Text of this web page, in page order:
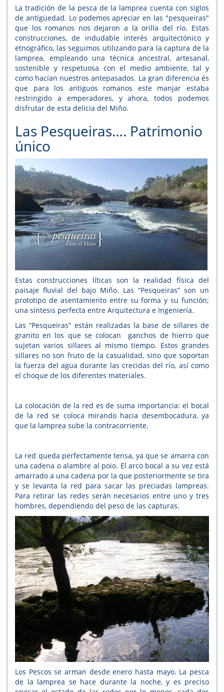
La tradición de la pesca de la lamprea cuenta con siglos
de antigüedad. Lo podemos apreciar en las "pesqueiras"
que los romanos nos dejaron a la orilla del río. Estas
construcciones, de indudable interés arquitectónico y
etnográfico, las seguimos utilizando para la captura de la
lamprea, empleando una técnica ancestral, artesanal,
sostenible y respetuosa con el medio ambiente, tal y
como hacían nuestros antepasados. La gran diferencia és
que para los antiguos romanos este manjar estaba
restringido a emperadores, y ahora, todos podemos
disfrutar de esta delicia del Miño.
Las Pesqueiras…. Patrimonio
único
Estas construcciones líticas son la realidad física del
paisaje fluvial del bajo Miño. Las “Pesqueiras” son un
prototipo de asentamiento entre su forma y su función;
una síntesis perfecta entre Arquitectura e Ingeniería.
Las “Pesqueiras” están realizadas la base de sillares de
granito en los que se colocan ganchos de hierro que
sujetan varios sillares al mismo tiempo. Estos grandes
sillares no son fruto de la casualidad, sino que soportan
la fuerza del agua durante las crecidas del río, así como
el choque de los diferentes materiales.
La colocación de la red es de suma importancia: el bocal
de la red se coloca mirando hacia desembocadura, ya
que la lamprea sube la contracorriente.
La red queda perfectamente tensa, ya que se amarra con
una cadena o alambre al poio. El arco bocal a su vez está
amarrado a una cadena por la que posteriormente se tira
y se levanta la red para sacar las preciadas lampreas.
Para retirar las redes serán necesarios entre uno y tres
hombres, dependiendo del peso de las capturas.
Los Pescos se arman desde enero hasta mayo. La pesca
de la lamprea se hace durante la noche, y es preciso